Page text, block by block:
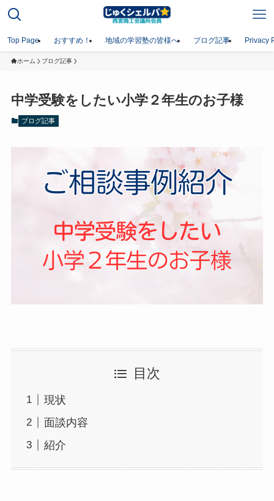
Top Page おすすめ！ 地域の学習塾の皆様へ ブログ記事 Privacy
ホーム ブログ記事
中学受験をしたい小学２年生のお子様
ブログ記事
目次
現状
面談内容
紹介